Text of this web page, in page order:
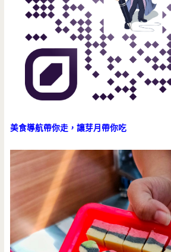
美食導航帶你走，讓芽月帶你吃